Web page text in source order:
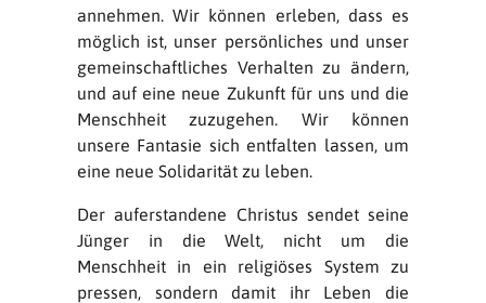
annehmen. Wir können erleben, dass es
möglich ist, unser persönliches und unser
gemeinschaftliches Verhalten zu ändern,
und auf eine neue Zukunft für uns und die
Menschheit zuzugehen. Wir können
unsere Fantasie sich entfalten lassen, um
eine neue Solidarität zu leben.
Der auferstandene Christus sendet seine
Jünger in die Welt, nicht um die
Menschheit in ein religiöses System zu
pressen, sondern damit ihr Leben die